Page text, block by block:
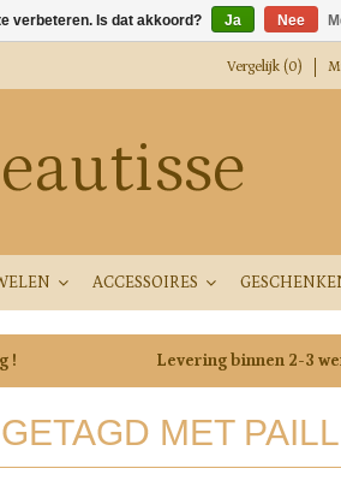
Vergelijk (0)
ACCESSOIRES
! Levering binnen 2-3
MET
verbeteren. Is dat akkoord? Ja Nee